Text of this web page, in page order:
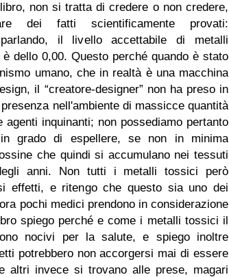
non si tratta di credere o non credere,
dei fatti scientificamente provati:
parlando, il livello accettabile di metalli
dello 0,00. Questo perché quando è stato
umano, che in realtà è una macchina
il “creatore-designer” non ha preso in
nell'ambiente di massicce quantità
inquinanti; non possediamo pertanto
grado di espellere, se non in minima
che quindi si accumulano nei tessuti
anni. Non tutti i metalli tossici però
effetti, e ritengo che questo sia uno dei
pochi medici prendono in considerazione
spiego perché e come i metalli tossici il
nocivi per la salute, e spiego inoltre
potrebbero non accorgersi mai di essere
altri invece si trovano alle prese, magari